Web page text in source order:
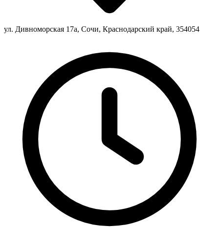
ул. Дивноморская 17а, Сочи, Краснодарский край, 354054